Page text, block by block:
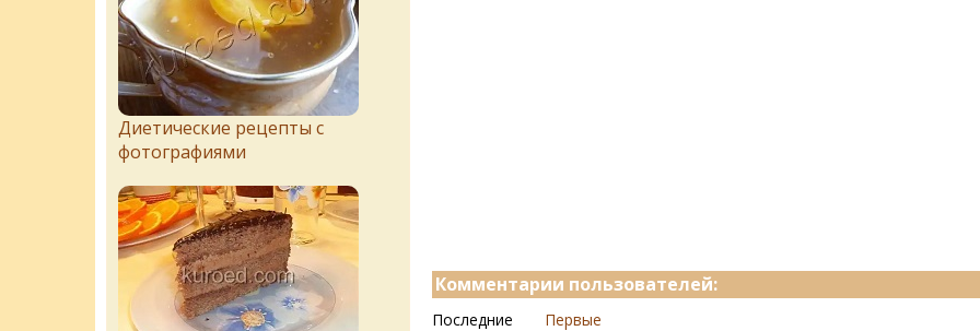
Комментарии пользователей:
Последние Первые
Диетические рецепты с
фотографиями